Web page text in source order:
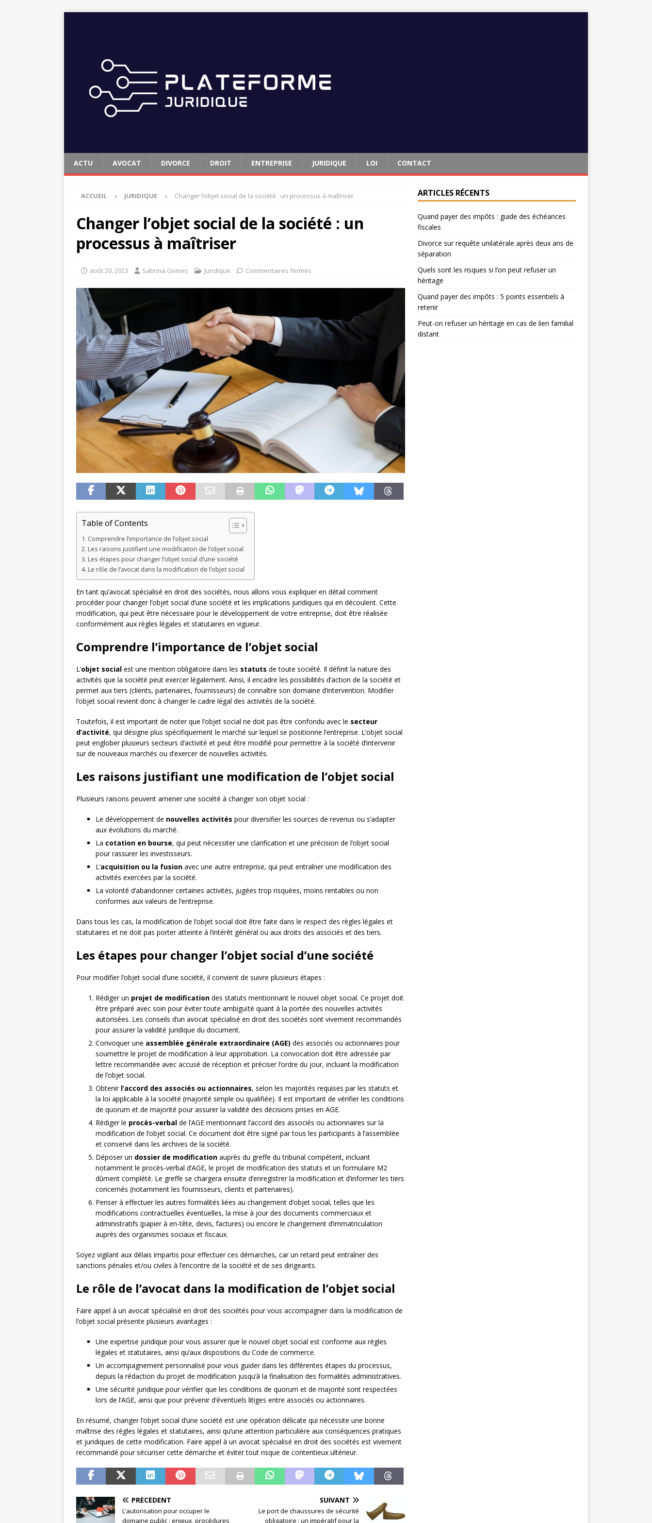
ACTU AVOCAT DIVORCE DROIT ENTREPRISE JURIDIQUE LOI CONTACT
ACCUEIL JURIDIQUE Changer l’objet social de la société : un processus à maîtriser
Changer l’objet social de la société : un
processus à maîtriser
août 20, 2023 Sabrina Gomes Juridique Commentaires fermés
Table of Contents
Comprendre l’importance de l’objet social
Les raisons justifiant une modification de l’objet social
Les étapes pour changer l’objet social d’une société
Le rôle de l’avocat dans la modification de l’objet social
En tant qu’avocat spécialisé en droit des sociétés, nous allons vous expliquer en détail comment
procéder pour changer l’objet social d’une société et les implications juridiques qui en découlent. Cette
modification, qui peut être nécessaire pour le développement de votre entreprise, doit être réalisée
conformément aux règles légales et statutaires en vigueur.
Comprendre l’importance de l’objet social
L’objet social est une mention obligatoire dans les statuts de toute société. Il définit la nature des
activités que la société peut exercer légalement. Ainsi, il encadre les possibilités d’action de la société et
permet aux tiers (clients, partenaires, fournisseurs) de connaître son domaine d’intervention. Modifier
l’objet social revient donc à changer le cadre légal des activités de la société.
Toutefois, il est important de noter que l’objet social ne doit pas être confondu avec le secteur
d’activité, qui désigne plus spécifiquement le marché sur lequel se positionne l’entreprise. L’objet social
peut englober plusieurs secteurs d’activité et peut être modifié pour permettre à la société d’intervenir
sur de nouveaux marchés ou d’exercer de nouvelles activités.
Les raisons justifiant une modification de l’objet social
Plusieurs raisons peuvent amener une société à changer son objet social :
Le développement de nouvelles activités pour diversifier les sources de revenus ou s’adapter
aux évolutions du marché.
La cotation en bourse, qui peut nécessiter une clarification et une précision de l’objet social
pour rassurer les investisseurs.
L’acquisition ou la fusion avec une autre entreprise, qui peut entraîner une modification des
activités exercées par la société.
La volonté d’abandonner certaines activités, jugées trop risquées, moins rentables ou non
conformes aux valeurs de l’entreprise.
Dans tous les cas, la modification de l’objet social doit être faite dans le respect des règles légales et
statutaires et ne doit pas porter atteinte à l’intérêt général ou aux droits des associés et des tiers.
Les étapes pour changer l’objet social d’une société
Pour modifier l’objet social d’une société, il convient de suivre plusieurs étapes :
Rédiger un projet de modification des statuts mentionnant le nouvel objet social. Ce projet doit
être préparé avec soin pour éviter toute ambiguïté quant à la portée des nouvelles activités
autorisées. Les conseils d’un avocat spécialisé en droit des sociétés sont vivement recommandés
pour assurer la validité juridique du document.
Convoquer une assemblée générale extraordinaire (AGE) des associés ou actionnaires pour
soumettre le projet de modification à leur approbation. La convocation doit être adressée par
lettre recommandée avec accusé de réception et préciser l’ordre du jour, incluant la modification
de l’objet social.
Obtenir l’accord des associés ou actionnaires, selon les majorités requises par les statuts et
la loi applicable à la société (majorité simple ou qualifiée). Il est important de vérifier les conditions
de quorum et de majorité pour assurer la validité des décisions prises en AGE.
Rédiger le procès-verbal de l’AGE mentionnant l’accord des associés ou actionnaires sur la
modification de l’objet social. Ce document doit être signé par tous les participants à l’assemblée
et conservé dans les archives de la société.
Déposer un dossier de modification auprès du greffe du tribunal compétent, incluant
notamment le procès-verbal d’AGE, le projet de modification des statuts et un formulaire M2
dûment complété. Le greffe se chargera ensuite d’enregistrer la modification et d’informer les tiers
concernés (notamment les fournisseurs, clients et partenaires).
Penser à effectuer les autres formalités liées au changement d’objet social, telles que les
modifications contractuelles éventuelles, la mise à jour des documents commerciaux et
administratifs (papier à en-tête, devis, factures) ou encore le changement d’immatriculation
auprès des organismes sociaux et fiscaux.
Soyez vigilant aux délais impartis pour effectuer ces démarches, car un retard peut entraîner des
sanctions pénales et/ou civiles à l’encontre de la société et de ses dirigeants.
Le rôle de l’avocat dans la modification de l’objet social
Faire appel à un avocat spécialisé en droit des sociétés pour vous accompagner dans la modification de
l’objet social présente plusieurs avantages :
Une expertise juridique pour vous assurer que le nouvel objet social est conforme aux règles
légales et statutaires, ainsi qu’aux dispositions du Code de commerce.
Un accompagnement personnalisé pour vous guider dans les différentes étapes du processus,
depuis la rédaction du projet de modification jusqu’à la finalisation des formalités administratives.
Une sécurité juridique pour vérifier que les conditions de quorum et de majorité sont respectées
lors de l’AGE, ainsi que pour prévenir d’éventuels litiges entre associés ou actionnaires.
En résumé, changer l’objet social d’une société est une opération délicate qui nécessite une bonne
maîtrise des règles légales et statutaires, ainsi qu’une attention particulière aux conséquences pratiques
et juridiques de cette modification. Faire appel à un avocat spécialisé en droit des sociétés est vivement
recommandé pour sécuriser cette démarche et éviter tout risque de contentieux ultérieur.
PRÉCÉDENT
L’autorisation pour occuper le
domaine public : enjeux, procédures
SUIVANT
Le port de chaussures de sécurité
obligatoire : un impératif pour la
ARTICLES RÉCENTS
Quand payer des impôts : guide des échéances
fiscales
Divorce sur requête unilatérale après deux ans de
séparation
Quels sont les risques si l’on peut refuser un
héritage
Quand payer des impôts : 5 points essentiels à
retenir
Peut-on refuser un héritage en cas de lien familial
distant